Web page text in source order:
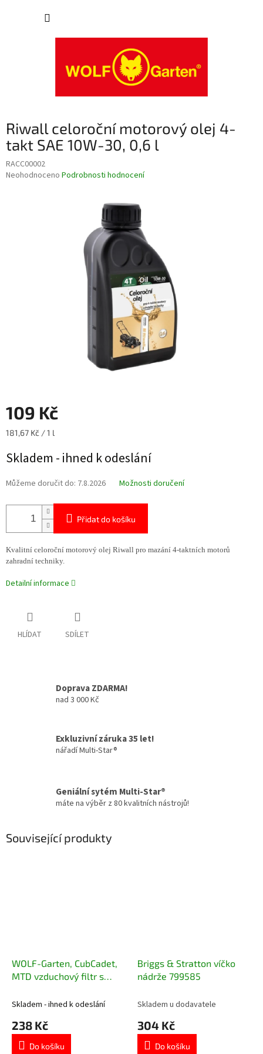
Riwall celoroční motorový olej 4-
takt SAE 10W-30, 0,6 l
RACC00002
Průměrné
Neohodnoceno Podrobnosti hodnocení
109 Kč
Měrná
181,67 Kč / 1 l
Skladem - ihned k odeslání
Můžeme doručit do: 7.8.2026 Možnosti doručení
Přidat do košíku
Kvalitní celoroční motorový olej Riwall pro mazání 4-taktních motorů
zahradní techniky.
Detailní informace
HLÍDAT SDÍLET
Doprava ZDARMA!
nad 3 000 Kč
Exkluzivní záruka 35 let!
nářadí Multi-Star®
Geniální sytém Multi-Star®
máte na výběr z 80 kvalitních nástrojů!
Související produkty
WOLF-Garten, CubCadet,
MTD vzduchový filtr s
Skladem - ihned k odeslání
238 Kč
Do košíku
Briggs & Stratton víčko
nádrže 799585
Skladem u dodavatele
304 Kč
Do košíku